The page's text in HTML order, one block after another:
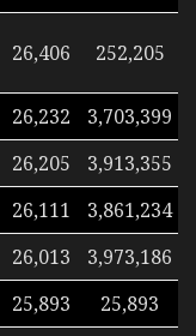
26,406 252,205
26,232
3,703,399
26,205
3,913,355
26,111
3,861,234
26,013
3,973,186
25,893
25,893